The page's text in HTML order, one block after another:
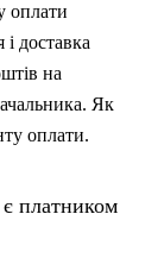
оплати
доставка
на
Як
оплати.
платником